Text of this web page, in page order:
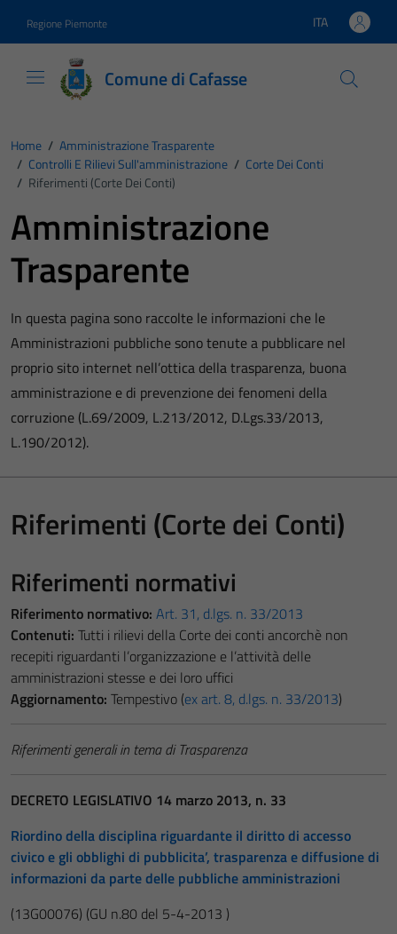
Regione Piemonte Lingua attiva:
ITA
Comune di Cafasse
Home / Amministrazione Trasparente
/ Controlli E Rilievi Sull'amministrazione / Corte Dei Conti
/ Riferimenti (Corte Dei Conti)
Amministrazione
Trasparente
In questa pagina sono raccolte le informazioni che le
Amministrazioni pubbliche sono tenute a pubblicare nel
proprio sito internet nell’ottica della trasparenza, buona
amministrazione e di prevenzione dei fenomeni della
corruzione (L.69/2009, L.213/2012, D.Lgs.33/2013,
L.190/2012).
Riferimenti (Corte dei Conti)
Riferimenti normativi
Riferimento normativo: Art. 31, d.lgs. n. 33/2013
Contenuti: Tutti i rilievi della Corte dei conti ancorchè non
recepiti riguardanti l’organizzazione e l’attività delle
amministrazioni stesse e dei loro uffici
Aggiornamento: Tempestivo (ex art. 8, d.lgs. n. 33/2013)
Riferimenti generali in tema di Trasparenza
DECRETO LEGISLATIVO 14 marzo 2013, n. 33
Riordino della disciplina riguardante il diritto di accesso
civico e gli obblighi di pubblicita’, trasparenza e diffusione di
informazioni da parte delle pubbliche amministrazioni
(13G00076) (GU n.80 del 5-4-2013 )